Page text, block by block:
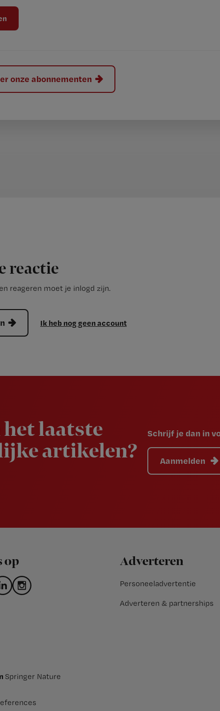
onze abonnementen
reactie
reageren moet je inlogd zijn.
Ik heb nog geen account
laatste
artikelen?
Schrijf je dan in
Aanmelden
op Adverteren
Personeeladvertentie
Adverteren & partnerships
Springer Nature